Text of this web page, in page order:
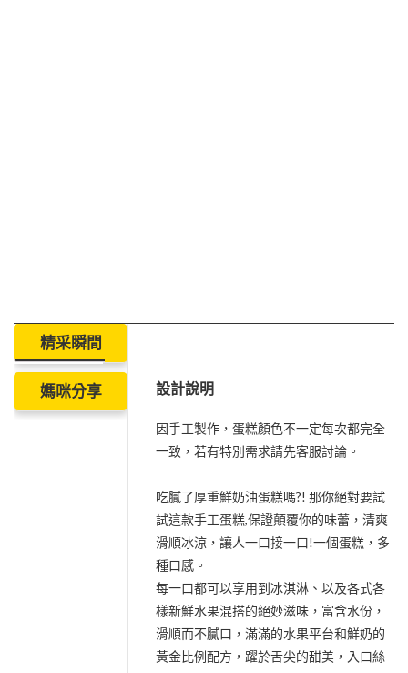
精采瞬間
媽咪分享 設計說明
因手工製作，蛋糕顏色不一定每次都完全
一致，若有特別需求請先客服討論。
吃膩了厚重鮮奶油蛋糕嗎?! 那你絕對要試
試這款手工蛋糕,保證顛覆你的味蕾，清爽
滑順冰涼，讓人一口接一口!一個蛋糕，多
種口感。
每一口都可以享用到冰淇淋、以及各式各
樣新鮮水果混搭的絕妙滋味，富含水份，
滑順而不膩口，滿滿的水果平台和鮮奶的
黃金比例配方，躍於舌尖的甜美，入口絲